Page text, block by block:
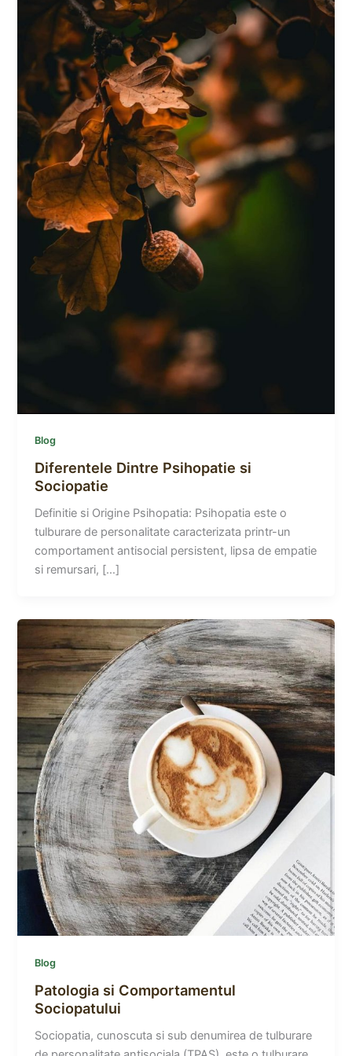
Blog
Diferentele Dintre Psihopatie si
Sociopatie
Definitie si Origine Psihopatia: Psihopatia este o
tulburare de personalitate caracterizata printr-un
comportament antisocial persistent, lipsa de empatie
si remursari, […]
Blog
Patologia si Comportamentul
Sociopatului
Sociopatia, cunoscuta si sub denumirea de tulburare